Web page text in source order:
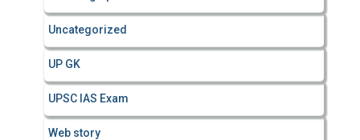
Uncategorized
UP GK
UPSC IAS Exam
Web story